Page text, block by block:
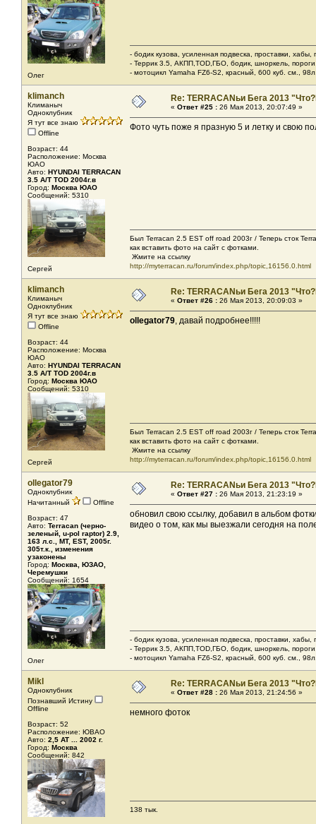
Олег
- бодик кузова, усиленная подвеска, проставки,
- Террик 3.5, АКПП,TOD,ГБО, бодик, шноркель,
- мотоцикл Yamaha FZ6-S2, красный, 600 куб. см.,
klimanch
Климаныч
Одноклубник
Я тут все знаю
Offline
Возраст: 44
Расположение: Москва
ЮАО
Авто: HYUNDAI TERRACAN
3.5 A/T TOD 2004г.в
Город: Москва ЮАО
Сообщений: 5310
Сергей
Re: TERRACANьи Бега 2013
« Ответ #25 : 26 Мая 2013, 20:07:49 »
Фото чуть поже я празную 5 и летку и свою
Был Terracan 2.5 EST off road 2003г / Теперь сток
как вставить фото на сайт с фотками.
Жмите на ссылку
http://myterracan.ru/forum/index.php/topic,16156.0.html
klimanch
Климаныч
Одноклубник
Я тут все знаю
Offline
Возраст: 44
Расположение: Москва
ЮАО
Авто: HYUNDAI TERRACAN
3.5 A/T TOD 2004г.в
Город: Москва ЮАО
Сообщений: 5310
Сергей
Re: TERRACANьи Бега 2013
« Ответ #26 : 26 Мая 2013, 20:09:03 »
ollegator79, давай подробнее!!!!!
Был Terracan 2.5 EST off road 2003г / Теперь сток
как вставить фото на сайт с фотками.
Жмите на ссылку
http://myterracan.ru/forum/index.php/topic,16156.0.html
ollegator79
Одноклубник
Начитанный
Offline
Возраст: 47
Авто: Terracan (черно-
зеленый, u-pol raptor) 2.9,
163 л.с., МТ, EST, 2005г.
305т.к., изменения
узаконены
Город: Москва, ЮЗАО,
Черемушки
Сообщений: 1654
Олег
Re: TERRACANьи Бега 2013
« Ответ #27 : 26 Мая 2013, 21:23:19 »
обновил свою ссылку, добавил в альбом
видео о том, как мы выезжали сегодня на
- бодик кузова, усиленная подвеска, проставки,
- Террик 3.5, АКПП,TOD,ГБО, бодик, шноркель,
- мотоцикл Yamaha FZ6-S2, красный, 600 куб. см.,
Mikl
Одноклубник
Познавший Истину
Offline
Возраст: 52
Расположение: ЮВАО
Авто: 2,5 AT ... 2002 г.
Город: Москва
Сообщений: 842
Re: TERRACANьи Бега 2013
« Ответ #28 : 26 Мая 2013, 21:24:56 »
немного фоток
138 тык.